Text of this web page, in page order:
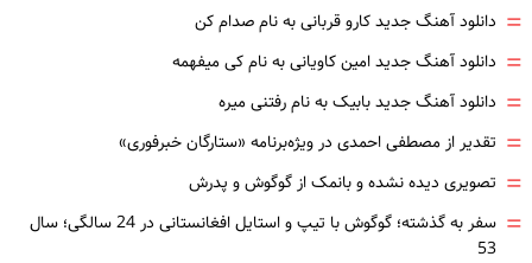
= دانلود آهنگ جدید کارو قربانی به نام صدام کن
= دانلود آهنگ جدید امین کاویانی به نام کی میفهمه
= دانلود آهنگ جدید بابیک به نام رفتنی میره
= تقدیر از مصطفی احمدی در ویژه‌برنامه «ستارگان خبرفوری»
= تصویری دیده نشده و بانمک از گوگوش و پدرش
=
سفر به گذشته؛ گوگوش با تیپ و استایل افغانستانی در 24 سالگی؛ سال
53